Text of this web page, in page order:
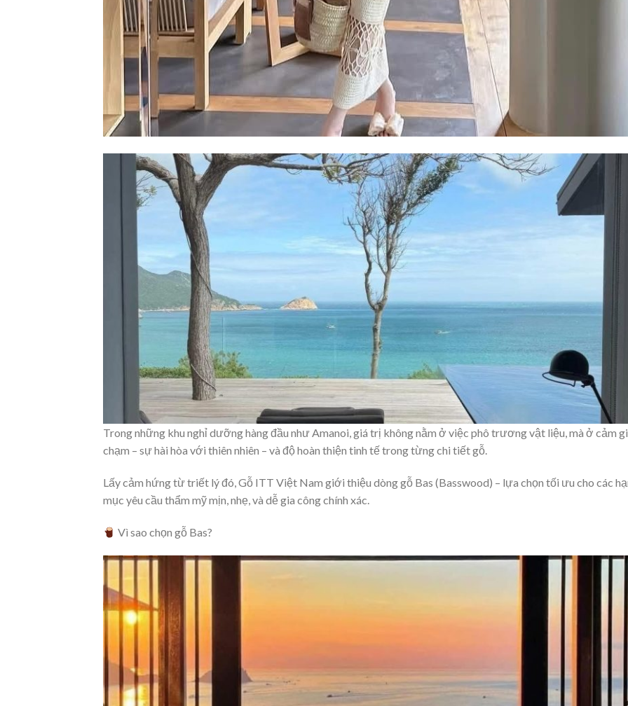
Trong những khu nghỉ dưỡng hàng đầu như Amanoi, giá trị không nằm ở việc phô trương vật liệu, mà ở cảm
chạm – sự hài hòa với thiên nhiên – và độ hoàn thiện tinh tế trong từng chi tiết gỗ.
Lấy cảm hứng từ triết lý đó, Gỗ ITT Việt Nam giới thiệu dòng gỗ Bas (Basswood) – lựa chọn tối ưu cho các
mục yêu cầu thẩm mỹ mịn, nhẹ, và dễ gia công chính xác.
Vì sao chọn gỗ Bas?